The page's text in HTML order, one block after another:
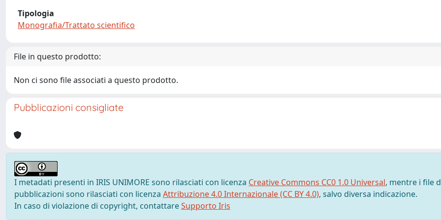
Tipologia
Monografia/Trattato scientifico
File in questo prodotto:
Non ci sono file associati a questo prodotto.
Pubblicazioni consigliate
I metadati presenti in IRIS UNIMORE sono rilasciati con licenza Creative Commons CC0 1.0 Universal, mentre i file
pubblicazioni sono rilasciati con licenza Attribuzione 4.0 Internazionale (CC BY 4.0), salvo diversa indicazione.
In caso di violazione di copyright, contattareSupporto Iris